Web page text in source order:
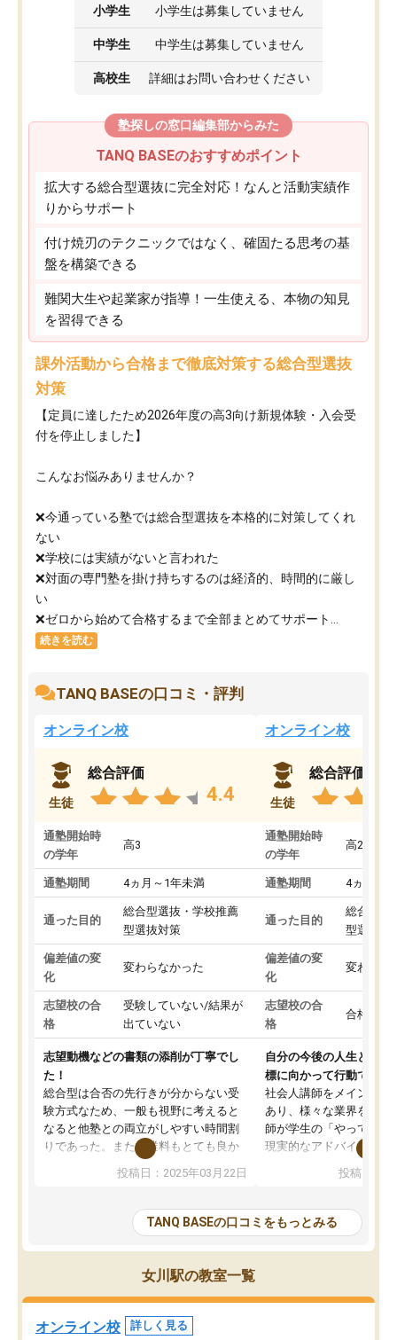
小学生 小学生は募集していません
中学生 中学生は募集していません
高校生 詳細はお問い合わせください
塾探しの窓口編集部からみた
TANQ BASEのおすすめポイント
拡大する総合型選抜に完全対応！なんと活動実績作
りからサポート
付け焼刃のテクニックではなく、確固たる思考の基
盤を構築できる
難関大生や起業家が指導！一生使える、本物の知見
を習得できる
課外活動から合格まで徹底対策する総合型選抜
対策
【定員に達したため2026年度の高3向け新規体験・入会受
付を停止しました】
こんなお悩みありませんか？
❌今通っている塾では総合型選抜を本格的に対策してくれ
ない
❌学校には実績がないと言われた
❌対面の専門塾を掛け持ちするのは経済的、時間的に厳し
い
❌ゼロから始めて合格するまで全部まとめてサポート...
続きを読む
TANQ BASEの口コミ・評判
オンライン校
生徒
総合評価
4.4
通塾開始時
の学年
高3
通塾期間 4ヵ月～1年未満
通った目的
総合型選抜・学校推薦
型選抜対策
偏差値の変
化
変わらなかった
志望校の合
格
受験していない/結果が
出ていない
志望動機などの書類の添削が丁寧でし
た！
総合型は合否の先行きが分からない受
験方式なため、一般も視野に考えると
なると他塾との両立がしやすい時間割
りであった。また授業料もとても良か
総合型の多くの塾は大学生が見ること
大学生の目だけでなく、数人の大人に
も目を通して頂ける。そのため多くの
意見を聞くことができ、より良いもの
を推敲することが可能だ。
どの人も優しく、親身に接してくださ
るのでやる気も出て、良かったで
す！！
投稿日：2025年03月22日
オンライン校
生徒
総合評価
通塾開始時
の学年
高2
通塾期間 4ヵ月～1
通った目的
総合型選
型選抜対
偏差値の変
化
変わらな
志望校の合
格
合格した
自分の今後の人生と真剣
標に向かって行動できる
社会人講師をメインとし
あり、様々な業界を経験
師が学生の「やってみた
現実的なアドバイスを行
分野について学生知識
総合型選抜対策として志
接・小論文などの技術指
ション内容になっていま
を社会人として働いてい
投稿日：
TANQ BASEの口コミをもっとみる
女川駅の教室一覧
オンライン校 詳しく見る